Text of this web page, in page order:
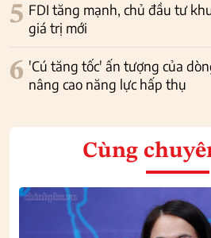
5 FDI tăng mạnh, chủ đầu tư
giá trị mới
6 'Cú tăng tốc' ấn tượng của
nâng cao năng lực hấp thụ
Cùng